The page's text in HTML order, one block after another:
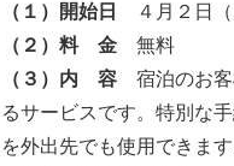
（１）開始日
４月２日（
（２）料 金 無料
（３） 内 容 宿泊のお客
るサービスです。特別な
を外出先でも使用できます